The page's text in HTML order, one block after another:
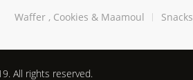
Waffer , Cookies & Maamoul
Snacks
All rights reserved.